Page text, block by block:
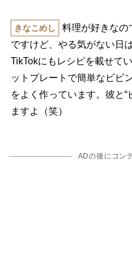
きなこめし
料理が好きなの
ですけど、やる気がない日
TikTokにもレシピを載せて
ットプレートで簡単なビビ
をよく作っています。彼と“
ますよ（笑）
ADの後にコン